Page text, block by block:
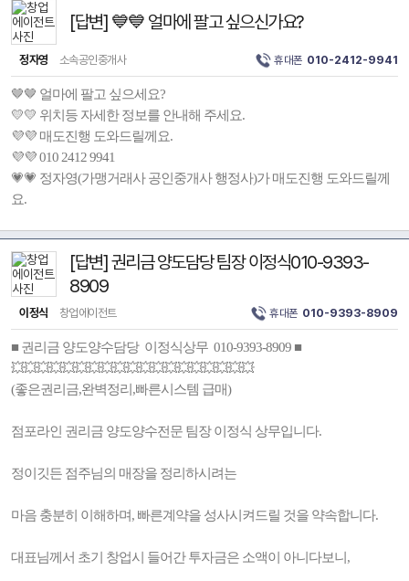
[답변] 💙💙 얼마에 팔고 싶으신가요?
정자영 소속공인중개사 휴대폰 010-2412-9941
🤎🤎 얼마에 팔고 싶으세요?
💛💛 위치등 자세한 정보를 안내해 주세요.
💜💜 매도진행 도와드릴께요.
💜💜 010 2412 9941
💗💗 정자영(가맹거래사 공인중개사 행정사)가 매도진행 도와드릴께
요.
[답변] 권리금 양도담당 팀장 이정식010-9393-
8909
이정식 창업에이전트 휴대폰 010-9393-8909
■ 권리금 양도양수담당 이정식상무 010-9393-8909 ■
💥💥💥💥💥💥💥💥💥💥💥💥💥💥💥💥💥💥💥
(좋은권리금,완벽정리,빠른시스템 급매)
점포라인 권리금 양도양수전문 팀장 이정식 상무입니다.
정이깃든 점주님의 매장을 정리하시려는
마음 충분히 이해하며, 빠른계약을 성사시켜드릴 것을 약속합니다.
대표님께서 초기 창업시 들어간 투자금은 소액이 아니다보니,